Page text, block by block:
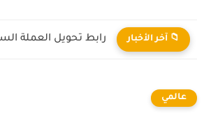
📁 آخر الأخبار
عالمي